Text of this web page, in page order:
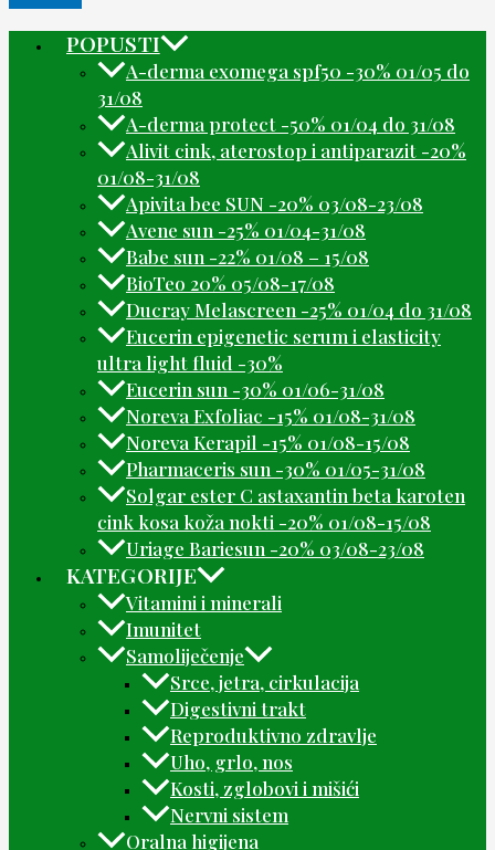
POPUSTI
A-derma exomega spf50 -30% 01/05 do
31/08
A-derma protect -50% 01/04 do 31/08
Alivit cink, aterostop i antiparazit -20%
01/08-31/08
Apivita bee SUN -20% 03/08-23/08
Avene sun -25% 01/04-31/08
Babe sun -22% 01/08 – 15/08
BioTeo 20% 05/08-17/08
Ducray Melascreen -25% 01/04 do 31/08
Eucerin epigenetic serum i elasticity
ultra light fluid -30%
Eucerin sun -30% 01/06-31/08
Noreva Exfoliac -15% 01/08-31/08
Noreva Kerapil -15% 01/08-15/08
Pharmaceris sun -30% 01/05-31/08
Solgar ester C astaxantin beta karoten
cink kosa koža nokti -20% 01/08-15/08
Uriage Bariesun -20% 03/08-23/08
KATEGORIJE
Vitamini i minerali
Imunitet
Samoliječenje
Srce, jetra, cirkulacija
Digestivni trakt
Reproduktivno zdravlje
Uho, grlo, nos
Kosti, zglobovi i mišići
Nervni sistem
Oralna higijena